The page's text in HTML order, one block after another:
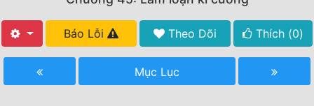
Tất Cả Báo Lỗi Theo Dõi Thích (0)
Mục Lục